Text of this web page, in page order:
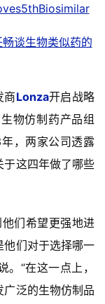
谈生物类似药的
商Lonza开启战略
物仿制药产品组
，两家公司透露
于这四年做了哪些
们希望更强地进
他们对于选择哪一
“在这一点上，
泛的生物仿制品